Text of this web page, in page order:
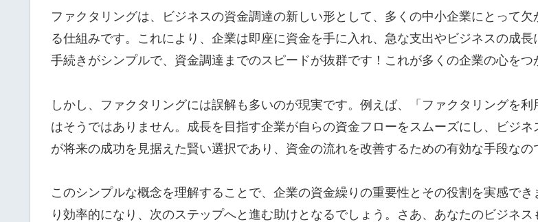
ファクタリングは、ビジネスの資金調達の新しい形として、多くの中小企業にとって
る仕組みです。これにより、企業は即座に資金を手に入れ、急な支出やビジネスの成
手続きがシンプルで、資金調達までのスピードが抜群です！これが多くの企業の心をつ
しかし、ファクタリングには誤解も多いのが現実です。例えば、「ファクタリングを
はそうではありません。成長を目指す企業が自らの資金フローをスムーズにし、ビジ
が将来の成功を見据えた賢い選択であり、資金の流れを改善するための有効な手段なの
このシンプルな概念を理解することで、企業の資金繰りの重要性とその役割を実感で
り効率的になり、次のステップへと進む助けとなるでしょう。さあ、あなたのビジネス